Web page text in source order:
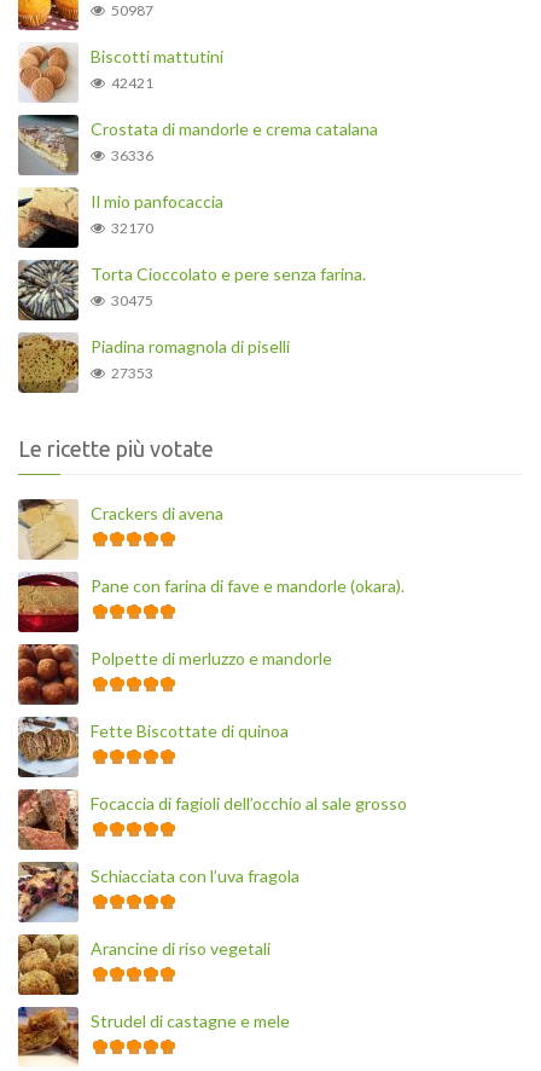
50987
Biscotti mattutini
42421
Crostata di mandorle e crema catalana
36336
Il mio panfocaccia
32170
Torta Cioccolato e pere senza farina.
30475
Piadina romagnola di piselli
27353
Le ricette più votate
Crackers di avena
Pane con farina di fave e mandorle (okara).
Polpette di merluzzo e mandorle
Fette Biscottate di quinoa
Focaccia di fagioli dell’occhio al sale grosso
Schiacciata con l’uva fragola
Arancine di riso vegetali
Strudel di castagne e mele